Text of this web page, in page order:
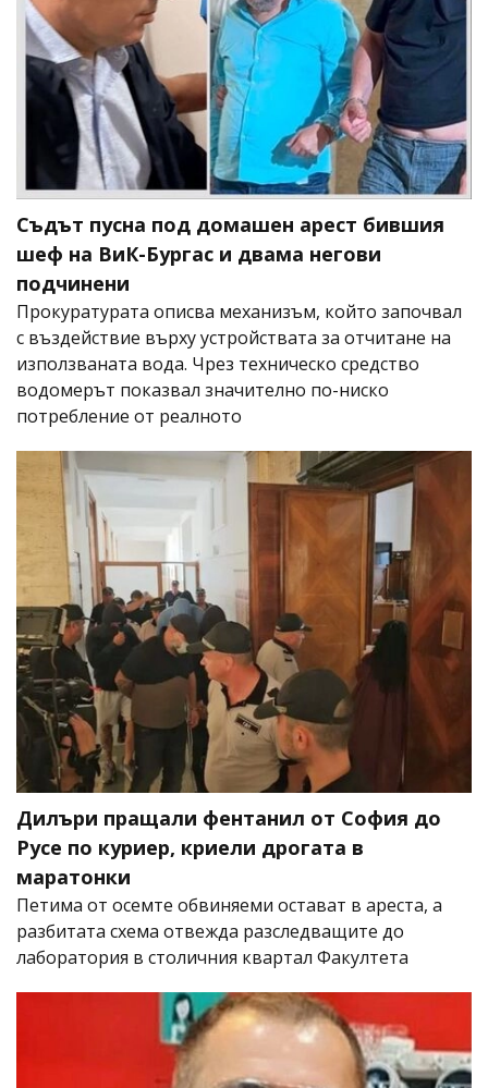
Съдът пусна под домашен арест бившия
шеф на ВиК-Бургас и двама негови
подчинени
Прокуратурата описва механизъм, който започвал
с въздействие върху устройствата за отчитане на
използваната вода. Чрез техническо средство
водомерът показвал значително по-ниско
потребление от реалното
Дилъри пращали фентанил от София до
Русе по куриер, криели дрогата в
маратонки
Петима от осемте обвиняеми остават в ареста, а
разбитата схема отвежда разследващите до
лаборатория в столичния квартал Факултета